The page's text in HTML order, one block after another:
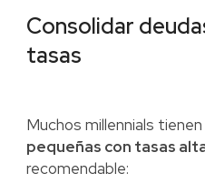
Consolidar
tasas
Muchos millennials tienen
pequeñas con tasas
recomendable: